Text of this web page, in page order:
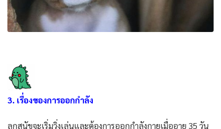
3. เรื่องของการออกกำลัง
ลูกสุนัขจะเริ่มวิ่งเล่นและต้องการออกกำลังกายเมื่ออายุ 35 วัน